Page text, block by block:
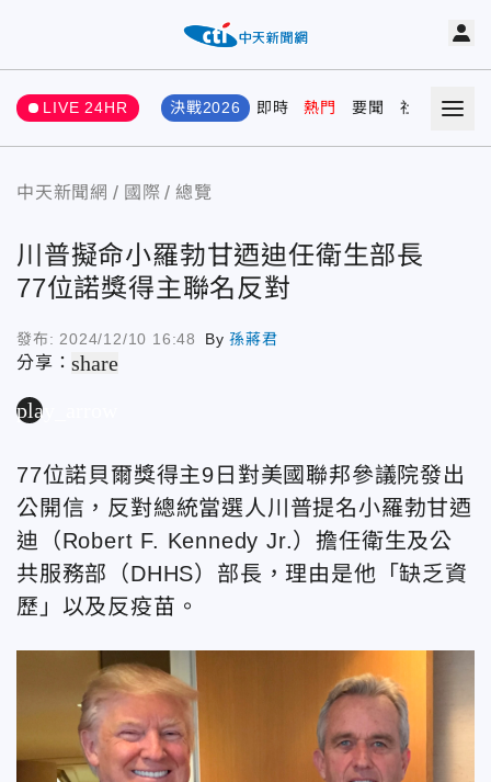
LIVE 24HR 決戰2026 即時 熱門 要聞 社會 娛樂
中天新聞網 國際 總覽
川普擬命小羅勃甘迺迪任衛生部長
77位諾獎得主聯名反對
發布: 2024/12/10 16:48 By孫蔣君
分享：share
play_arrow
77位諾貝爾獎得主9日對美國聯邦參議院發出
公開信，反對總統當選人川普提名小羅勃甘迺
迪（Robert F. Kennedy Jr.）擔任衛生及公
共服務部（DHHS）部長，理由是他「缺乏資
歷」以及反疫苗。